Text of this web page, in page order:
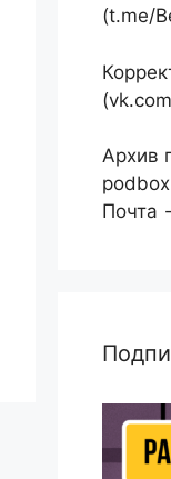
(t.me/
Архив
Почта